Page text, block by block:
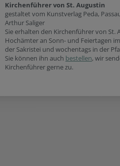
Kirchenführer von St. Augustin
gestaltet vom Kunstverlag Peda,
Arthur Saliger
Sie erhalten den Kirchenführer von St.
Hochämter an Sonn- und Feiertagen
der Sakristei und wochentags in der
Sie können ihn auch bestellen, wir
Kirchenführer gerne zu.